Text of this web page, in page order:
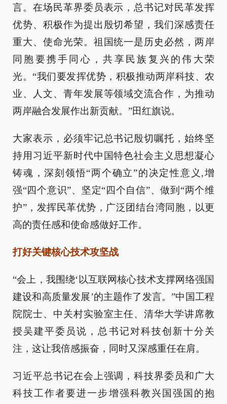
言。在场民革界委员表示，总书记对民革发挥
优势、积极作为提出殷切希望，我们深感责任
重大、使命光荣。祖国统一是历史必然，两岸
同胞要携手同心，共享民族复兴的伟大荣
光。“我们要发挥优势，积极推动两岸科技、农
业、人文、青年发展等领域交流合作，为推动
两岸融合发展作出新贡献。”田红旗说。
大家表示，必须牢记总书记殷切嘱托，始终坚
持用习近平新时代中国特色社会主义思想凝心
铸魂，深刻领悟“两个确立”的决定性意义,增
强“四个意识”、坚定“四个自信”、做到“两个维
护”，发挥民革优势，广泛团结台湾同胞，以更
高的责任感和使命感做好工作。
打好关键核心技术攻坚战
“会上，我围绕‘以互联网核心技术支撑网络强国
建设和高质量发展’的主题作了发言。”中国工程
院院士、中关村实验室主任、清华大学讲席教
授吴建平委员说，总书记对科技创新十分关
注，这让我倍感振奋，同时又深感重任在肩。
习近平总书记在会上强调，科技界委员和广大
科技工作者要进一步增强科教兴国强国的抱